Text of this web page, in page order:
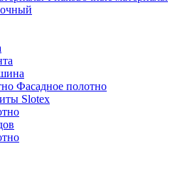
Фасадное полотно
Slotex